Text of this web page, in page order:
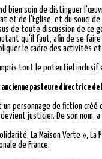
bien soin de distinguer
et de l’Église, et du souci
de toute discussion de ce
qu’il faut, afin de se
le cadre des activités
tout le potentiel
pasteure directrice de
un personnage de fiction
justicier. De son nom,
La Maison Verte »,
de France.